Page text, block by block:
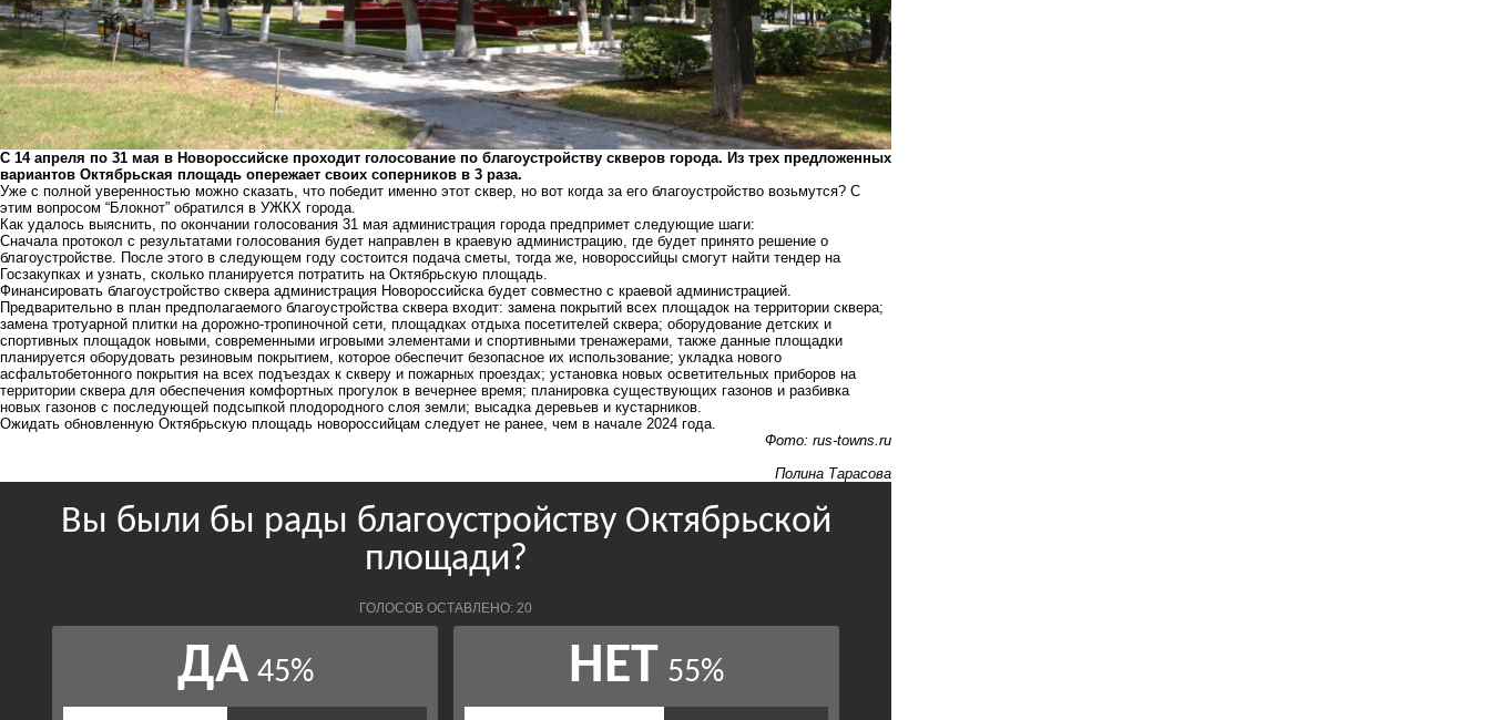
С 14 апреля по 31 мая в Новороссийске проходит голосование по благоустройству скверов города. Из трех предложенных
вариантов Октябрьская площадь опережает своих соперников в 3 раза.
Уже с полной уверенностью можно сказать, что победит именно этот сквер, но вот когда за его благоустройство возьмутся? С
этим вопросом “Блокнот” обратился в УЖКХ города.
Как удалось выяснить, по окончании голосования 31 мая администрация города предпримет следующие шаги:
Сначала протокол с результатами голосования будет направлен в краевую администрацию, где будет принято решение о
благоустройстве. После этого в следующем году состоится подача сметы, тогда же, новороссийцы смогут найти тендер на
Госзакупках и узнать, сколько планируется потратить на Октябрьскую площадь.
Финансировать благоустройство сквера администрация Новороссийска будет совместно с краевой администрацией.
Предварительно в план предполагаемого благоустройства сквера входит: замена покрытий всех площадок на территории сквера;
замена тротуарной плитки на дорожно-тропиночной сети, площадках отдыха посетителей сквера; оборудование детских и
спортивных площадок новыми, современными игровыми элементами и спортивными тренажерами, также данные площадки
планируется оборудовать резиновым покрытием, которое обеспечит безопасное их использование; укладка нового
асфальтобетонного покрытия на всех подъездах к скверу и пожарных проездах; установка новых осветительных приборов на
территории сквера для обеспечения комфортных прогулок в вечернее время; планировка существующих газонов и разбивка
новых газонов с последующей подсыпкой плодородного слоя земли; высадка деревьев и кустарников.
Ожидать обновленную Октябрьскую площадь новороссийцам следует не ранее, чем в начале 2024 года.
Фото: rus-towns.ru
Полина Тарасова